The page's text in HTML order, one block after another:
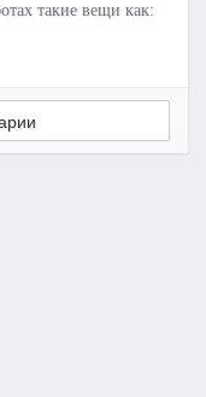
такие вещи как: